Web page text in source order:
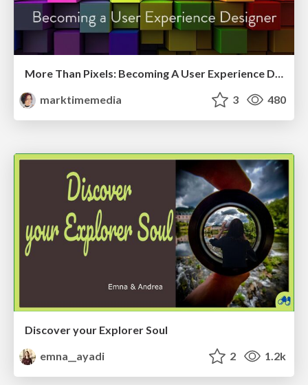
More Than Pixels: Becoming A User Experience Designer
marktimemedia
3 480
Discover your Explorer Soul
emna__ayadi
2 1.2k